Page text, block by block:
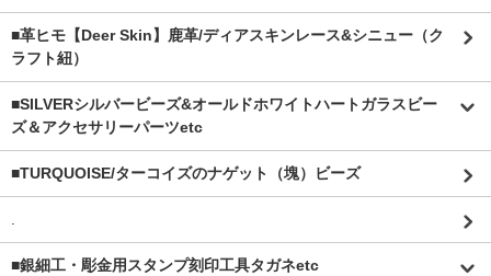
■革ヒモ【Deer Skin】鹿革/ディアスキンレース&シニュー（ク
ラフト紐）
■SILVERシルバービーズ&オールドホワイトハートガラスビー
ズ＆アクセサリーパーツetc
■TURQUOISE/ターコイズのナゲット（塊）ビーズ
.
■銀細工・彫金用スタンプ刻印工具タガネetc